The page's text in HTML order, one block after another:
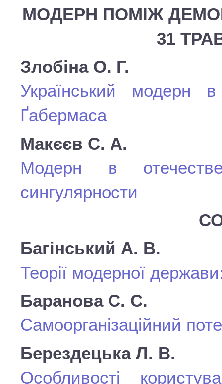
МОДЕРН ПОМІЖ
31
Злобіна О. Г.
Український модерн
Ґабермаса
Макєєв С. А.
Модерн в
сингулярности
Багінський А. В.
Теорії модерної
Баранова С. С.
Самоорганізаційний
Берездецька Л. В.
Особливості